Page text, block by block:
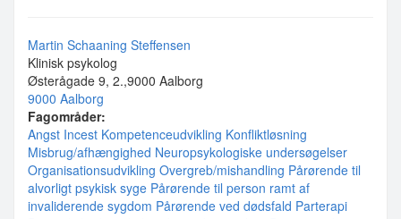
Martin Schaaning Steffensen
Klinisk psykolog
Østerågade 9, 2.,9000 Aalborg
9000 Aalborg
Fagområder:
Angst Incest Kompetenceudvikling Konfliktløsning
Misbrug/afhængighed Neuropsykologiske undersøgelser
Organisationsudvikling Overgreb/mishandling Pårørende til
alvorligt psykisk syge Pårørende til person ramt af
invaliderende sygdom Pårørende ved dødsfald Parterapi